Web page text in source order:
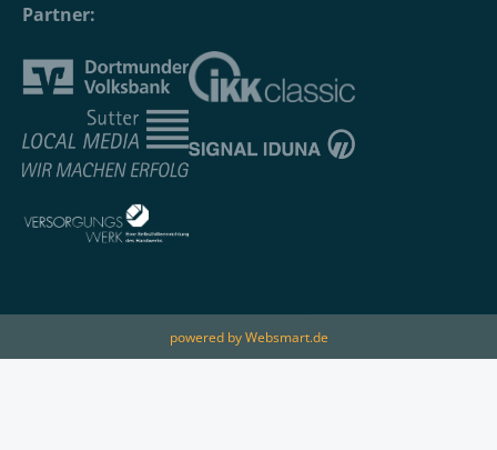
Partner:
powered by Websmart.de